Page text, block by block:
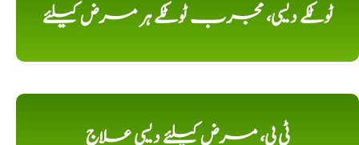
ٹوٹکے دیسی، مجرب ٹوٹکے ہر مرض کیلئے
ٹی بی، مرض کیلئے دیسی علاج